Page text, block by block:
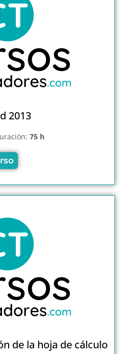
2013
75 h
de la hoja de cálculo